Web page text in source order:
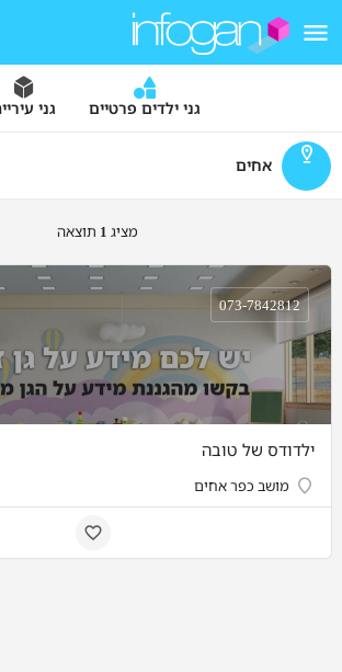
גני ילדים פרטיים גני
אחים
מציג 1 תוצאה
ילדודס של טובה
מושב כפר אחים
073-7842812